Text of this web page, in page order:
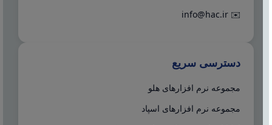
✉️
info@hac.ir
دسترسی سریع
مجموعه نرم افزارهای هلو
مجموعه نرم افزارهای اسپاد